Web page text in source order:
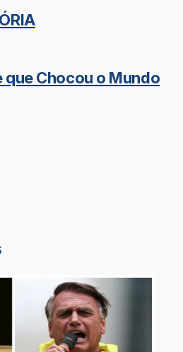
que Chocou o Mundo